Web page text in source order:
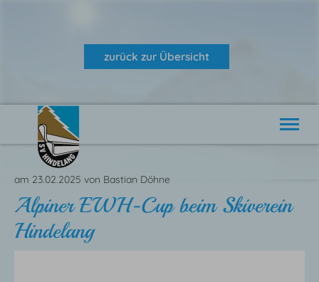
zurück zur Übersicht
Alpin
Nordisch
Verein
Aktuelles
Veranstaltungen
am 23.02.2025 von Bastian Döhne
Alpiner EWH-Cup beim Skiverein
Hindelang